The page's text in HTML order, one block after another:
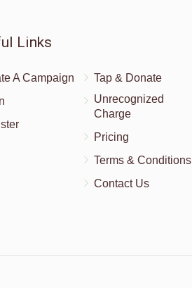
לכבוד ידידי הרה"ח ר' בנימין פוקס הי"ו
Links
A Campaign
Tap & Donate
Unrecognized
Charge
Pricing
Terms & Conditions
Contact Us